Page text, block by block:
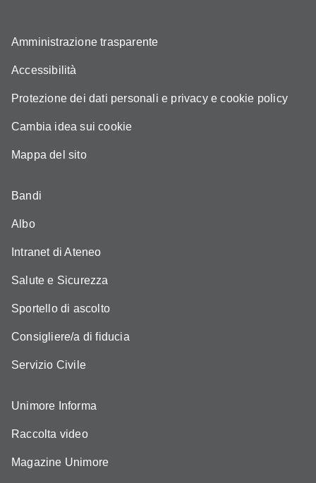
Amministrazione trasparente
Accessibilità
Protezione dei dati personali e privacy e cookie policy
Cambia idea sui cookie
Mappa del sito
Bandi
Albo
Intranet di Ateneo
Salute e Sicurezza
Sportello di ascolto
Consigliere/a di fiducia
Servizio Civile
Unimore Informa
Raccolta video
Magazine Unimore